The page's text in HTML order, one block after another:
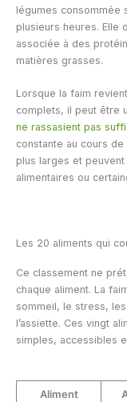
légumes consommée
plusieurs heures. Elle
associée à des
matières grasses.
Lorsque la faim
complets, il peut être
ne rassasient pas
constante au cours
plus larges et
alimentaires ou
Les 20 aliments qui
Ce classement ne
chaque aliment. La
sommeil, le stress,
l’assiette. Ces vingt
simples, accessibles
Aliment